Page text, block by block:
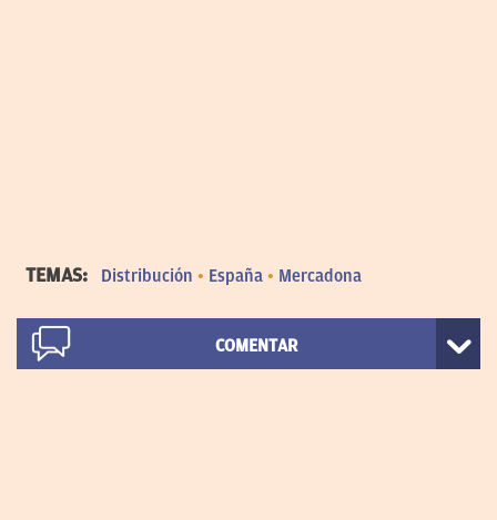
TEMAS: Distribución España Mercadona
COMENTAR